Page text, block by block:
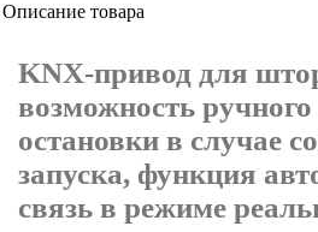
Описание товара
KNX-привод для
возможность
остановки в случае
запуска, функция
связь в режиме